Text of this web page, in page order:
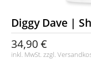
Diggy Dave |
34,90 €
inkl. MwSt. zzgl.